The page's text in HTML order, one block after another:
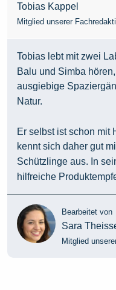
Tobias Kappel
Mitglied unserer
Tobias lebt mit zwei
Balu und Simba
ausgiebige
Natur.
Er selbst ist schon mit
kennt sich daher gut
Schützlinge aus. In
hilfreiche
Bearbeitet von
Sara
Mitglied